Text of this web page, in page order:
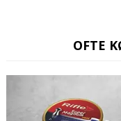
OFTE